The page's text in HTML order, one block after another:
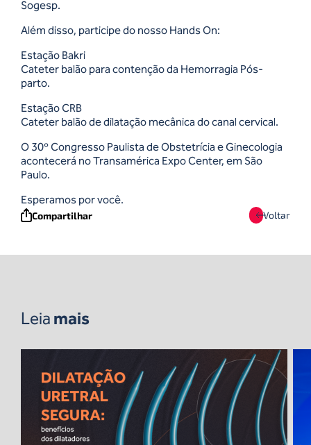
Sogesp.
Além disso, participe do nosso Hands On:
Estação Bakri
Cateter balão para contenção da Hemorragia Pós-
parto.
Estação CRB
Cateter balão de dilatação mecânica do canal cervical.
O 30º Congresso Paulista de Obstetrícia e Ginecologia
acontecerá no Transamérica Expo Center, em São
Paulo.
Esperamos por você.
Compartilhar Voltar
Leia mais